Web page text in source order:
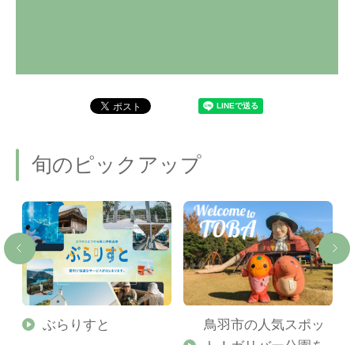
旬のピックアップ
ぶらりすと
鳥羽市の人気スポッ